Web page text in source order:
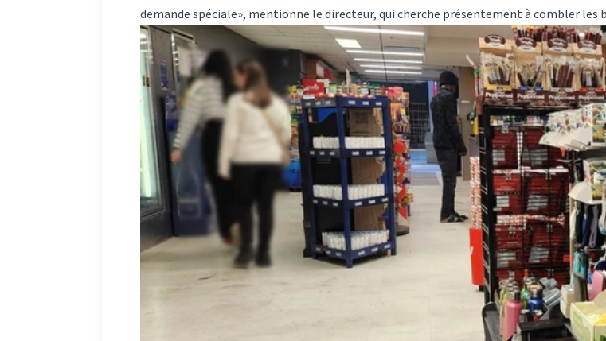
demande spéciale», mentionne le directeur, qui cherche présentement à combler les